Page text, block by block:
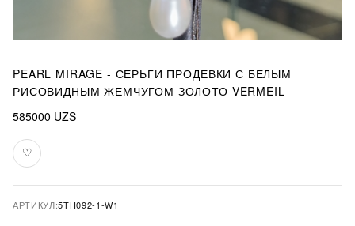
PEARL MIRAGE - СЕРЬГИ ПРОДЕВКИ С БЕЛЫМ
РИСОВИДНЫМ ЖЕМЧУГОМ ЗОЛОТО VERMEIL
585000 UZS
♡
В
избранное
АРТИКУЛ:5TH092-1-W1